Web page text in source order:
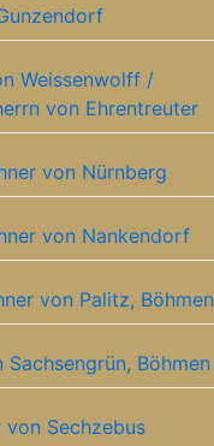
Weissenwolff /
von Ehrentreuter
von Nürnberg
von Nankendorf
von Palitz, Böhmen
Sachsengrün, Böhmen
von Sechzebus